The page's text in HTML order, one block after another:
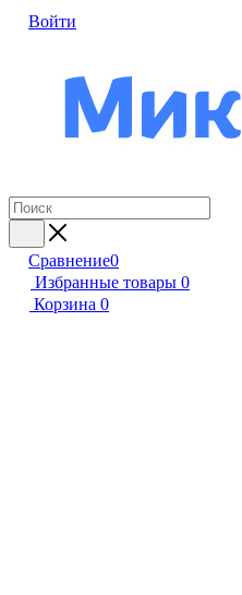
Войти
Сравнение0
Избранные товары 0
Корзина 0